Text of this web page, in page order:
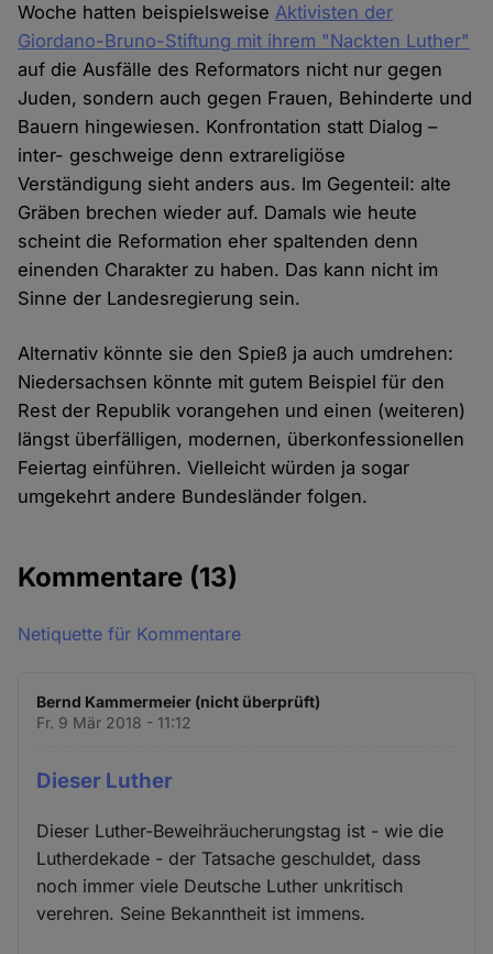
Woche hatten beispielsweiseAktivisten der
Giordano-Bruno-Stiftung mit ihrem "Nackten Luther"
auf die Ausfälle des Reformators nicht nur gegen
Juden, sondern auch gegen Frauen, Behinderte und
Bauern hingewiesen. Konfrontation statt Dialog –
inter- geschweige denn extrareligiöse
Verständigung sieht anders aus. Im Gegenteil: alte
Gräben brechen wieder auf. Damals wie heute
scheint die Reformation eher spaltenden denn
einenden Charakter zu haben. Das kann nicht im
Sinne der Landesregierung sein.
Alternativ könnte sie den Spieß ja auch umdrehen:
Niedersachsen könnte mit gutem Beispiel für den
Rest der Republik vorangehen und einen (weiteren)
längst überfälligen, modernen, überkonfessionellen
Feiertag einführen. Vielleicht würden ja sogar
umgekehrt andere Bundesländer folgen.
Kommentare (13)
Netiquette für Kommentare
Bernd Kammermeier (nicht überprüft)
Fr. 9 Mär 2018 - 11:12
Dieser Luther
Dieser Luther-Beweihräucherungstag ist - wie die
Lutherdekade - der Tatsache geschuldet, dass
noch immer viele Deutsche Luther unkritisch
verehren. Seine Bekanntheit ist immens.